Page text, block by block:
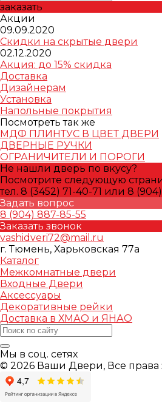
заказать
Акции
09.09.2020
Скидки на скрытые двери
02.12.2020
Акция: до 15% скидка
Доставка
Дизайнерам
Установка
Напольные покрытия
Посмотреть так же
МДФ ПЛИНТУС В ЦВЕТ ДВЕРИ
ДВЕРНЫЕ РУЧКИ
ОГРАНИЧИТЕЛИ И ПОРОГИ
Не нашли дверь по вкусу?
Посмотрите следующую
тел. 8 (3452) 71-40-71 или 8
Задать вопрос
8 (904) 887-85-55
Заказать звонок
vashidveri72@mail.ru
г. Тюмень, Харьковская 77а
Каталог
Межкомнатные двери
Входные Двери
Аксессуары
Декоративные рейки
Доставка в ХМАО и ЯНАО
Мы в соц. сетях
© 2026 Ваши Двери, Все